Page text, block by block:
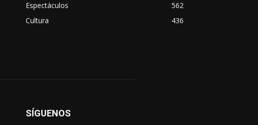
Espectáculos
562
Cultura
436
SÍGUENOS